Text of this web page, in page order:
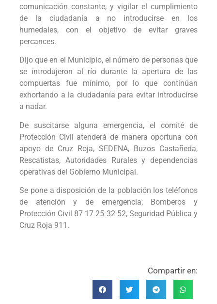
comunicación constante, y vigilar el cumplimiento
de la ciudadanía a no introducirse en los
humedales, con el objetivo de evitar graves
percances.
Dijo que en el Municipio, el número de personas que
se introdujeron al río durante la apertura de las
compuertas fue mínimo, por lo que continúan
exhortando a la ciudadanía para evitar introducirse
a nadar.
De suscitarse alguna emergencia, el comité de
Protección Civil atenderá de manera oportuna con
apoyo de Cruz Roja, SEDENA, Buzos Castañeda,
Rescatistas, Autoridades Rurales y dependencias
operativas del Gobierno Municipal.
Se pone a disposición de la población los teléfonos
de atención y de emergencia; Bomberos y
Protección Civil 87 17 25 32 52, Seguridad Pública y
Cruz Roja 911.
Compartir en: